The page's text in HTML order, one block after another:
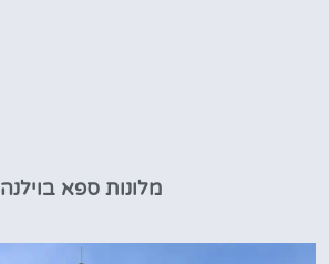
מלונות ספא בוילנה